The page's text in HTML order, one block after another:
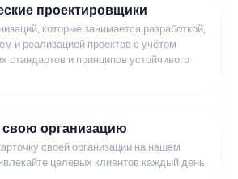
проектировщики
которые занимается разработкой,
и реализацией проектов с учётом
стандартов и принципов устойчивого
организацию
своей организации на нашем
целевых клиентов каждый день